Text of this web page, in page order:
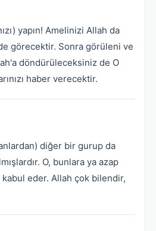
yapın! Amelinizi Allah da
görecektir. Sonra görüleni ve
döndürüleceksiniz de O
haber verecektir.
diğer bir gurup da
O, bunlara ya azap
eder. Allah çok bilendir,